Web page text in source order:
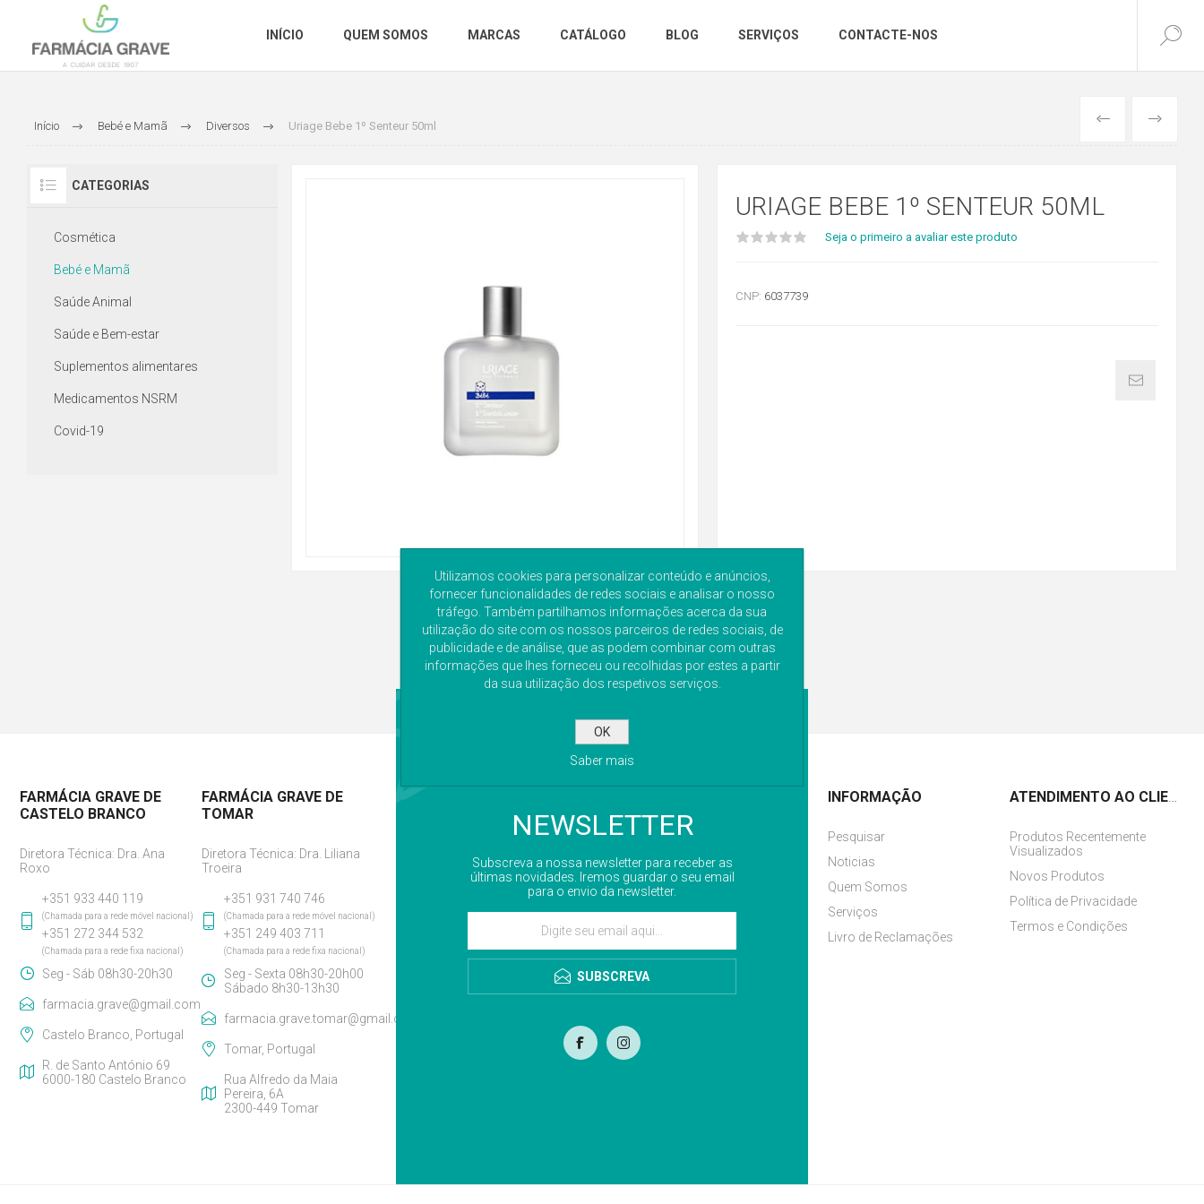
INÍCIO QUEM SOMOS MARCAS CATÁLOGO BLOG SERVIÇOS CONTACTE-NOS
Início Bebé e Mamã Diversos Uriage Bebe 1º Senteur 50ml ANTERIORSEGUINTE
CATEGORIAS
Cosmética
Bebé e Mamã
Saúde Animal
Saúde e Bem-estar
Suplementos alimentares
Medicamentos NSRM
Covid-19
URIAGE BEBE 1º SENTEUR 50ML
Seja o primeiro a avaliar este produto
CNP: 6037739
NEWSLETTER
Subscreva a nossa newsletter para receber as
últimas novidades. Iremos guardar o seu email
para o envio da newsletter.
SUBSCREVA
FARMÁCIA GRAVE DE
CASTELO BRANCO
Diretora Técnica: Dra. Ana
Roxo
+351 933 440 119
(Chamada para a rede móvel nacional)
+351 272 344 532
(Chamada para a rede fixa nacional)
Seg - Sáb 08h30-20h30
farmacia.grave@gmail.com
Castelo Branco, Portugal
R. de Santo António 69
6000-180 Castelo Branco
FARMÁCIA GRAVE DE
TOMAR
Diretora Técnica: Dra. Liliana
Troeira
+351 931 740 746
(Chamada para a rede móvel nacional)
+351 249 403 711
(Chamada para a rede fixa nacional)
Seg - Sexta 08h30-20h00
Sábado 8h30-13h30
farmacia.grave.tomar@gmail.com
Tomar, Portugal
Rua Alfredo da Maia
Pereira, 6A
2300-449 Tomar
INFORMAÇÃO
Pesquisar
Noticias
Quem Somos
Serviços
Livro de Reclamações
ATENDIMENTO AO CLIENTE
Produtos Recentemente
Visualizados
Novos Produtos
Política de Privacidade
Termos e Condições
Utilizamos cookies para personalizar conteúdo e anúncios,
fornecer funcionalidades de redes sociais e analisar o nosso
tráfego. Também partilhamos informações acerca da sua
utilização do site com os nossos parceiros de redes sociais, de
publicidade e de análise, que as podem combinar com outras
informações que lhes forneceu ou recolhidas por estes a partir
da sua utilização dos respetivos serviços.
OK
Saber mais